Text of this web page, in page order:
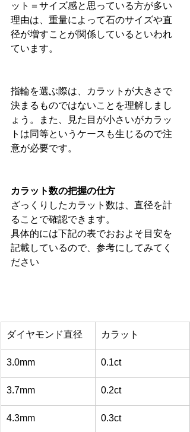
ット＝サイズ感と思っている方が多い
理由は、重量によって石のサイズや直
径が増すことが関係しているといわれ
ています。
指輪を選ぶ際は、カラットが大きさで
決まるものではないことを理解しまし
ょう。また、見た目が小さいがカラッ
トは同等というケースも生じるので注
意が必要です。
カラット数の把握の仕方
ざっくりしたカラット数は、直径を計
ることで確認できます。
具体的には下記の表でおおよそ目安を
記載しているので、参考にしてみてく
ださい
ダイヤモンド直径 カラット
3.0mm 0.1ct
3.7mm 0.2ct
4.3mm 0.3ct